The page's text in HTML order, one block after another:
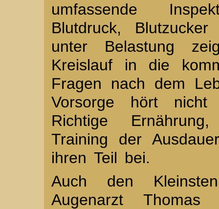
umfassende
Blutdruck,
unter Belastung
Kreislauf in die
Fragen nach dem
Vorsorge hört
Richtige
Training der
ihren Teil bei.
Auch den
Augenarzt